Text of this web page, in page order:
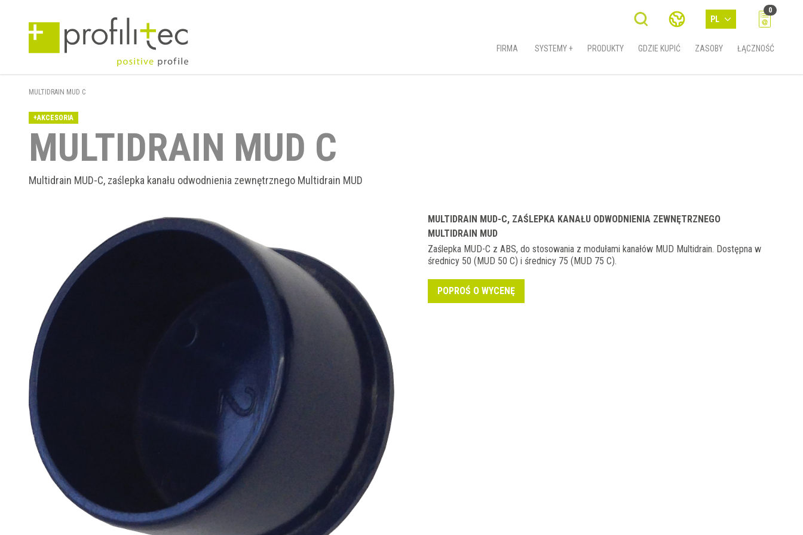
PL
0
FIRMA SYSTEMY + PRODUKTY GDZIE KUPIĆ ZASOBY ŁĄCZNOŚĆ
MULTIDRAIN MUD C
+AKCESORIA
MULTIDRAIN MUD C
Multidrain MUD-C, zaślepka kanału odwodnienia zewnętrznego Multidrain MUD
MULTIDRAIN MUD-C, ZAŚLEPKA KANAŁU ODWODNIENIA ZEWNĘTRZNEGO
MULTIDRAIN MUD
Zaślepka MUD-C z ABS, do stosowania z modułami kanałów MUD Multidrain. Dostępna w
średnicy 50 (MUD 50 C) i średnicy 75 (MUD 75 C).
POPROŚ O WYCENĘ